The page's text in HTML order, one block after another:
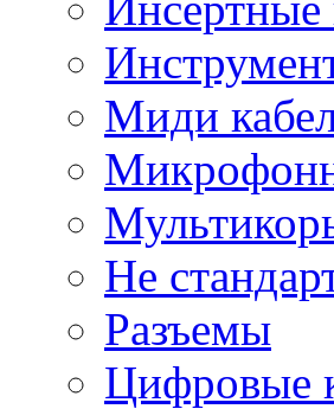
Миди
Не
Разъемы
Цифровые